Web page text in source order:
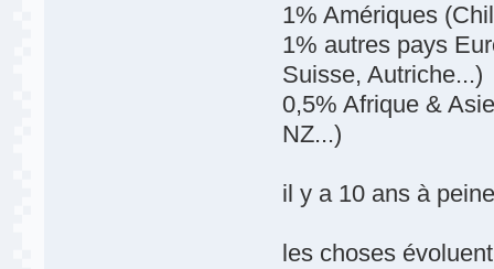
1% Amériques
1% autres pays
Suisse, Autriche...)
0,5% Afrique &
NZ...)
il y a 10 ans à
les choses